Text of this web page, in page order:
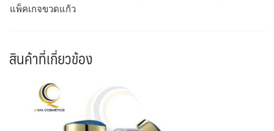
แพ็คเกจขวดแก้ว
สินค้าที่เกี่ยวข้อง